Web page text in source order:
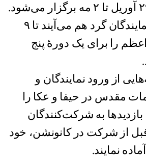
این کانونشن از ۲۹ آوریل تا ۲ مه برگزار می‌شود.
در روز نخست، نمایندگان گرد هم می‌آیند تا ۹
را برای یک دورهٔ پنج
از ورود نمایندگان و
مقدس در حیفا و عکا را
بازدیدها به شرکت‌کنندگان
از شرکت در کانونشن، خود
نمایند.